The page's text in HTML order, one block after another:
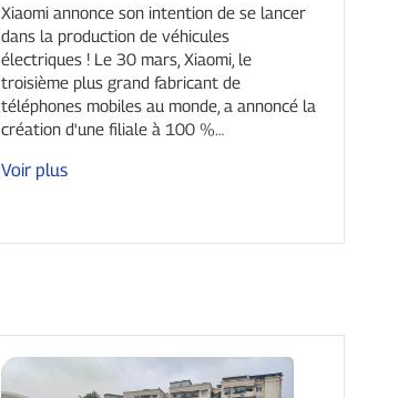
Xiaomi annonce son intention de se lancer
dans la production de véhicules
électriques ! Le 30 mars, Xiaomi, le
troisième plus grand fabricant de
téléphones mobiles au monde, a annoncé la
création d'une filiale à 100 %…
Voir plus